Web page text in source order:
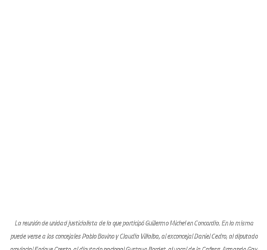
La reunión de unidad justicialista de la que participó Guillermo Michel en Concordia. En la misma
puede verse a los concejales Pablo Bovino y Claudia Villalba; al exconcejal Daniel Cedro; al diputado